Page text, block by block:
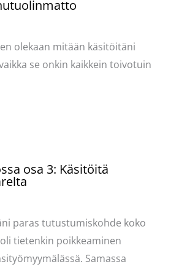
olekaan mitään käsitöitäni
se onkin kaikkein toivotuin
osa 3: Käsitöitä
paras tutustumiskohde koko
tietenkin poikkeaminen
Samassa